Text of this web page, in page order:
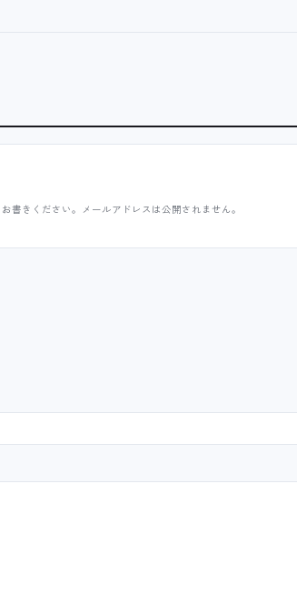
書きください。メールアドレスは公開されません。